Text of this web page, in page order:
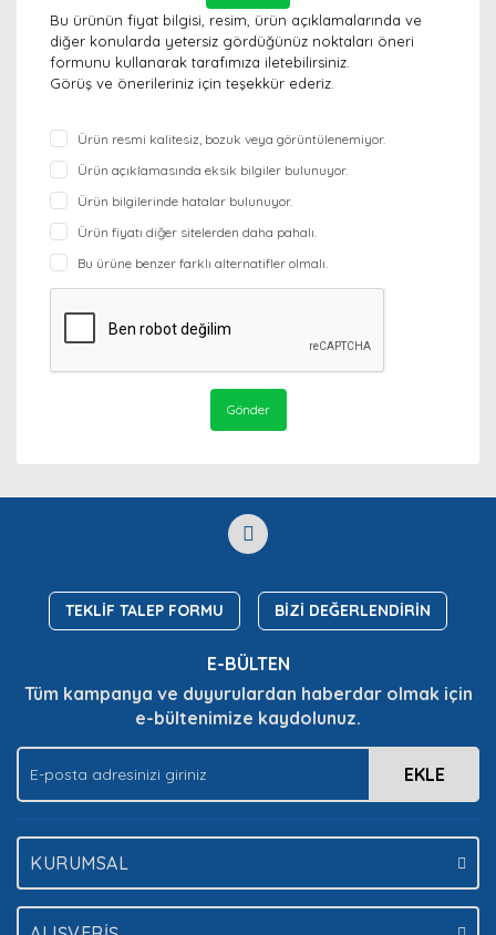
Bu ürünün fiyat bilgisi, resim, ürün açıklamalarında ve
diğer konularda yetersiz gördüğünüz noktaları öneri
formunu kullanarak tarafımıza iletebilirsiniz.
Görüş ve önerileriniz için teşekkür ederiz.
Ürün resmi kalitesiz, bozuk veya görüntülenemiyor.
Ürün açıklamasında eksik bilgiler bulunuyor.
Ürün bilgilerinde hatalar bulunuyor.
Ürün fiyatı diğer sitelerden daha pahalı.
Bu ürüne benzer farklı alternatifler olmalı.
Gönder
TEKLİF TALEP FORMU BİZİ DEĞERLENDİRİN
E-BÜLTEN
Tüm kampanya ve duyurulardan haberdar olmak için
e-bültenimize kaydolunuz.
EKLE
KURUMSAL